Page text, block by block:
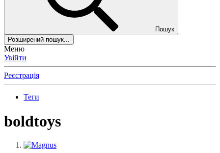
Пошук
Розширений пошук...
Меню
Увійти
Реєстрація
Теги
boldtoys